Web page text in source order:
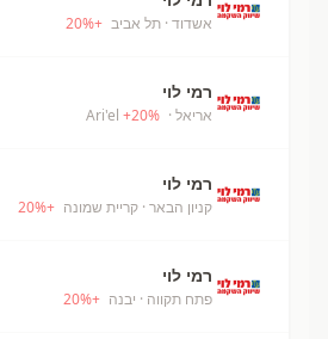
אשדוד · תל אביב +
20%
רמי לוי
אריאל · Ari'el
+20%
רמי לוי
קניון הבאר · קריית שמונה +
20%
רמי לוי
פתח תקווה · יבנה +
20%